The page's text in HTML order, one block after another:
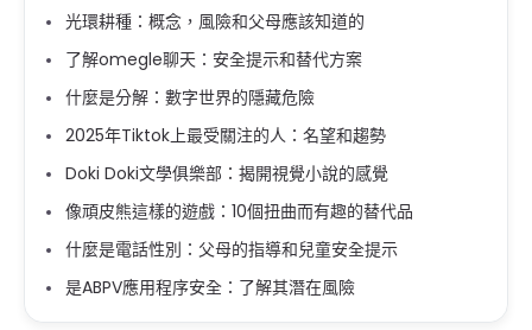
光環耕種：概念，風險和父母應該知道的
了解omegle聊天：安全提示和替代方案
什麼是分解：數字世界的隱藏危險
2025年Tiktok上最受關注的人：名望和趨勢
Doki Doki文學俱樂部：揭開視覺小說的感覺
像頑皮熊這樣的遊戲：10個扭曲而有趣的替代品
什麼是電話性別：父母的指導和兒童安全提示
是ABPV應用程序安全：了解其潛在風險